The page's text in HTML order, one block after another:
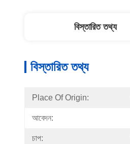
বিস্তারিত তথ্য
বিস্তারিত তথ্য
Place Of Origin:
আবেদন:
চাপ: